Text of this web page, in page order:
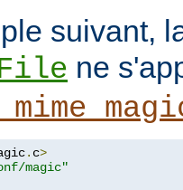
suivant,
ne
. c>
magic"